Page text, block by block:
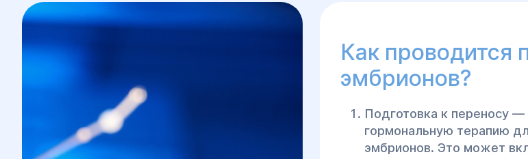
еще один шанс на зачатие без необходимости проводить
полный цикл ЭКО заново.
Как проводится
эмбрионов?
Подготовка к переносу
гормональную терапию
эмбрионов. Это может